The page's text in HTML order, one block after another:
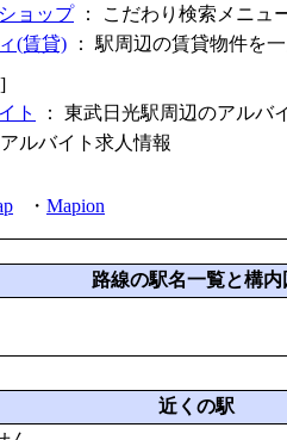
ョップ： こだわり検索メニュ
(賃貸) ： 駅周辺の賃貸物件を
ト
： 東武日光駅周辺のアルバ
アルバイト求人情報
・ Mapion
路線の駅名一覧と構内
近くの駅